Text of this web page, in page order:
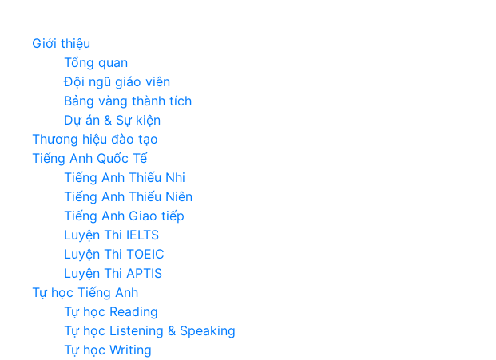
Giới thiệu
Tổng quan
Đội ngũ giáo viên
Bảng vàng thành tích
Dự án & Sự kiện
Thương hiệu đào tạo
Tiếng Anh Quốc Tế
Tiếng Anh Thiếu Nhi
Tiếng Anh Thiếu Niên
Tiếng Anh Giao tiếp
Luyện Thi IELTS
Luyện Thi TOEIC
Luyện Thi APTIS
Tự học Tiếng Anh
Tự học Reading
Tự học Listening & Speaking
Tự học Writing